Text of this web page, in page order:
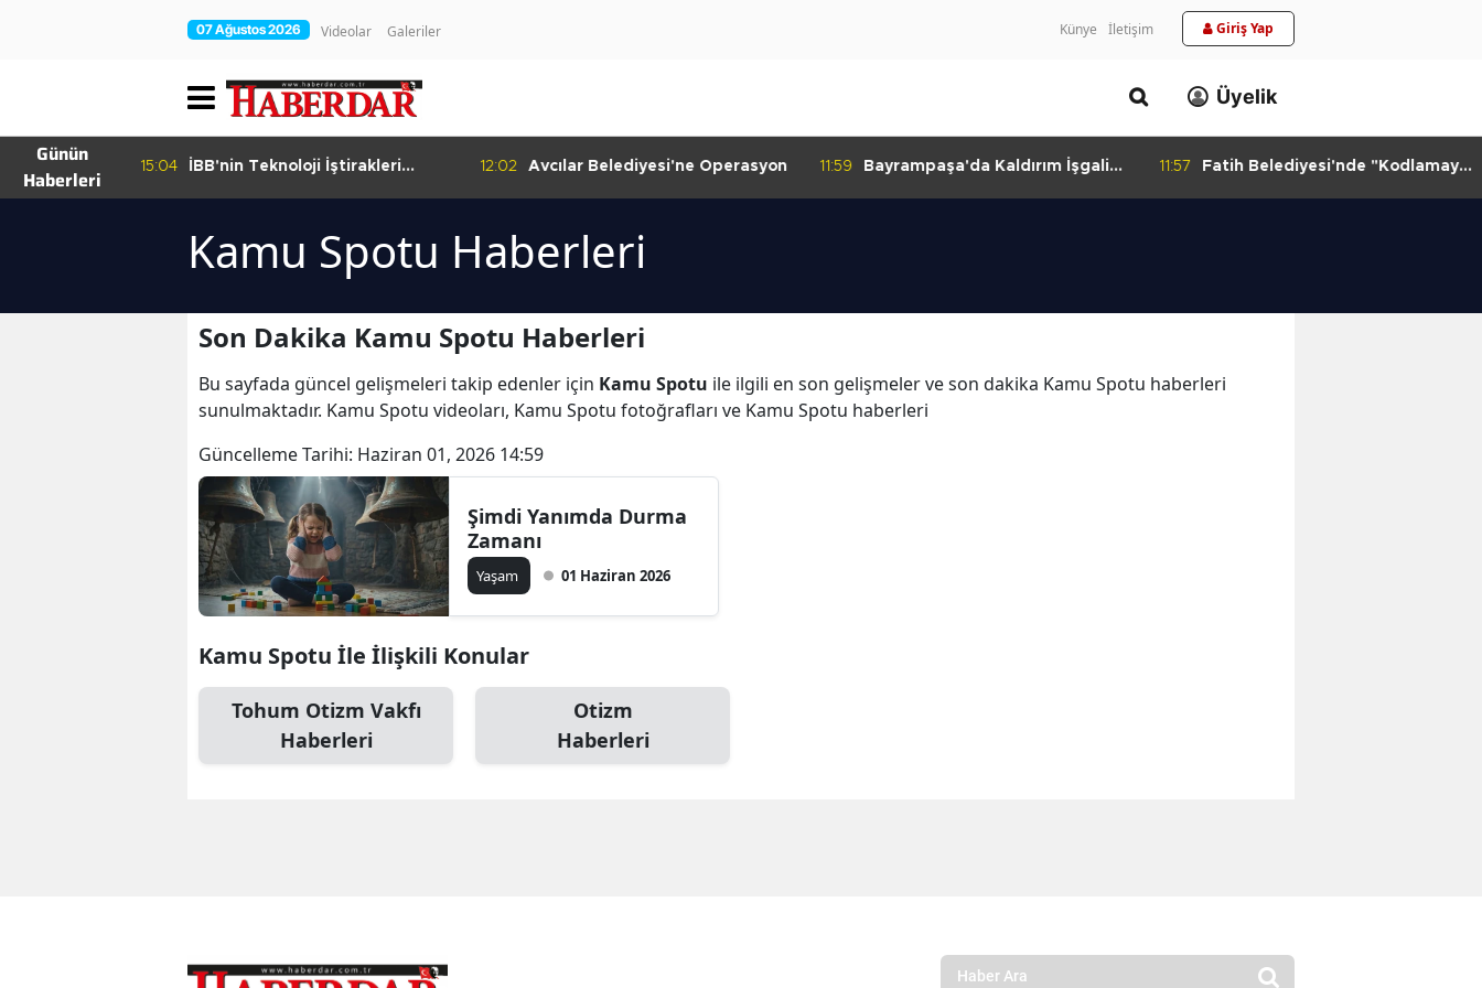
07 Ağustos 2026 Videolar Galeriler Künye İletişim Giriş Yap
Üyelik
Günün
Haberleri
Bamyası
15:04
İBB'nin Teknoloji İştirakleri
12:02 Avcılar Belediyesi'ne Operasyon 11:59
Bayrampaşa'da Kaldırım İşgali
11:57
Fatih Belediyesi'nde "Kodlamaya
Kamu Spotu Haberleri
Son Dakika Kamu Spotu Haberleri
Bu sayfada güncel gelişmeleri takip edenler için Kamu Spotu ile ilgili en son gelişmeler ve son dakika Kamu Spotu haberleri
sunulmaktadır. Kamu Spotu videoları, Kamu Spotu fotoğrafları ve Kamu Spotu haberleri
Güncelleme Tarihi: Haziran 01, 2026 14:59
Şimdi Yanımda Durma
Zamanı
Yaşam 01 Haziran 2026
Kamu Spotu İle İlişkili Konular
Tohum Otizm Vakfı
Haberleri
Otizm
Haberleri